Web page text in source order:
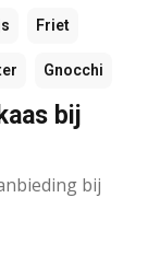
Friet
Gnocchi
bij
bij